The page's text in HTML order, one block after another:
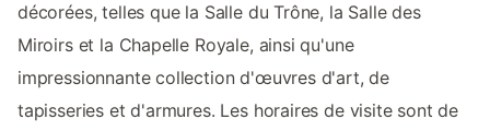
décorées, telles que la Salle du Trône, la Salle des
Miroirs et la Chapelle Royale, ainsi qu'une
impressionnante collection d'œuvres d'art, de
tapisseries et d'armures. Les horaires de visite sont de